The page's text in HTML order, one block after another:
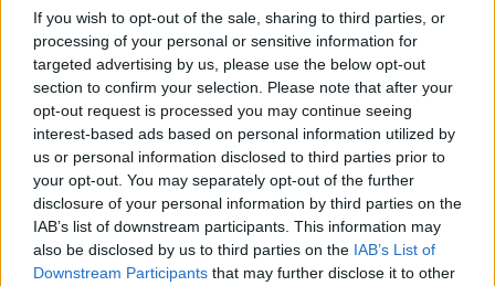
If you wish to opt-out of the sale, sharing to third parties, or
processing of your personal or sensitive information for
targeted advertising by us, please use the below opt-out
section to confirm your selection. Please note that after your
opt-out request is processed you may continue seeing
interest-based ads based on personal information utilized by
us or personal information disclosed to third parties prior to
your opt-out. You may separately opt-out of the further
disclosure of your personal information by third parties on the
IAB’s list of downstream participants. This information may
also be disclosed by us to third parties on the IAB’s List of
Downstream Participants that may further disclose it to other
Ομαδικά Ασφαλιστικά προϊόντα Επαγγελματικής
Συνταξιοδότησης: Νέο πεδίο ανάπτυξης για ασφαλιστικές και
ασφαλιστές
09:23
CrediaBank: Οικονομικά Αποτελέσματα A’ Εξαμήνου 2026 -
Υψηλοί ρυθμοί ανάπτυξης και νέα ρεκόρ επιδόσεων
08:45
Στόχος για νέα δάνεια 15 δισ. το 2026, η «ακτινογραφία» της
κερδοφορίας των τραπεζών, η δυναμική επιστροφή της
Metlen, μεγαλώνει ταχύτατα η CrediaBank